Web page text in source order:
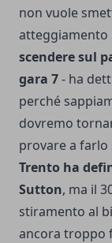
non vuole
atteggiamento
scendere sul
gara 7- ha
perché
dovremo
provare a farlo
Trento ha
Sutton, ma il
stiramento al
ancora troppo